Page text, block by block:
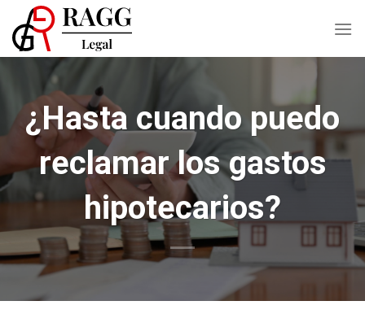
to
content
¿Hasta cuando puedo
reclamar los gastos
hipotecarios?